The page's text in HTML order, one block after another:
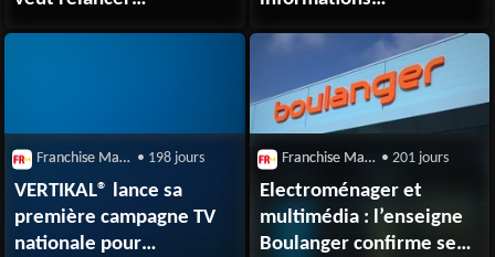
franchisés
faiblement indemnisés
Franchise Magazine • 198 jours
VERTIKAL® lance sa
première campagne TV
nationale pour
Franchise Magazine • 201 jours
Electroménager et
multimédia : l’enseigne
Boulanger confirme ses